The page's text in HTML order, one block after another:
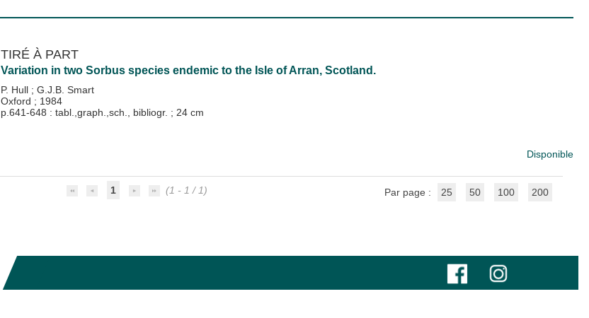
TIRÉ À PART
Variation in two Sorbus species endemic to the Isle of Arran, Scotland.
P. Hull ; G.J.B. Smart
Oxford ; 1984
p.641-648 : tabl.,graph.,sch., bibliogr. ; 24 cm
Disponible
1 (1 - 1 / 1) Par page : 25 50 100 200